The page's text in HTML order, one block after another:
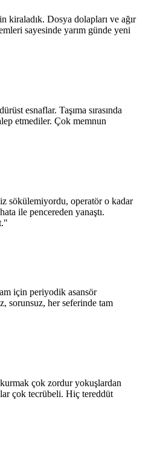
kiraladık. Dosya dolapları ve ağır
sayesinde yarım günde yeni
esnaflar. Taşıma sırasında
etmediler. Çok memnun
sökülemiyordu, operatör o kadar
ile pencereden yanaştı.
"
için periyodik asansör
sorunsuz, her seferinde tam
çok zordur yokuşlardan
çok tecrübeli. Hiç tereddüt